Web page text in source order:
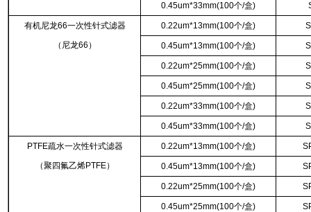
0.45um*33mm(100个/盒)
有机尼龙66一次性针式滤器
（尼龙66）
0.22um*13mm(100个/盒)
0.45um*13mm(100个/盒)
0.22um*25mm(100个/盒)
0.45um*25mm(100个/盒)
0.22um*33mm(100个/盒)
0.45um*33mm(100个/盒)
PTFE疏水一次性针式滤器
（聚四氟乙烯PTFE）
0.22um*13mm(100个/盒)
0.45um*13mm(100个/盒)
0.22um*25mm(100个/盒)
0.45um*25mm(100个/盒)